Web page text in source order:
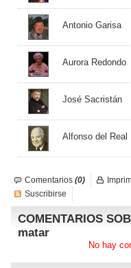
Antonio Garisa
Aurora Redondo
José Sacristán
Alfonso del Real
Comentarios (0)
Suscribirse
COMENTARIOS
matar
No hay